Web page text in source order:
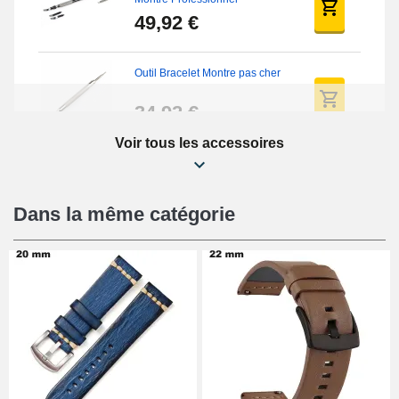
49,92 €
Outil Bracelet Montre pas cher
34,92 €
Kit Réparation Montre Débutant
16,90 €
Pied à Coulisse Numérique
9,90 €
Pince à Poinçonner (pince trou)
Voir tous les accessoires
Dans la même catégorie